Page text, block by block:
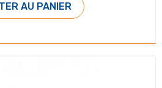
AU PANIER